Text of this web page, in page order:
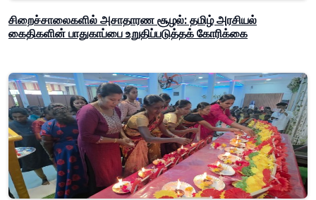
சிறைச்சாலைகளில் அசாதாரண சூழல்: தமிழ் அரசியல்
கைதிகளின் பாதுகாப்பை உறுதிப்படுத்தக் கோரிக்கை